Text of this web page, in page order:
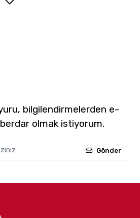
bilgilendirmelerden e-
olmak istiyorum.
Gönder